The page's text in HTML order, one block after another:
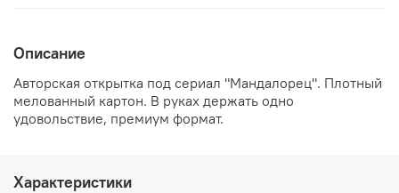
Описание
Авторская открытка под сериал "Мандалорец". Плотный
мелованный картон. В руках держать одно
удовольствие, премиум формат.
Характеристики